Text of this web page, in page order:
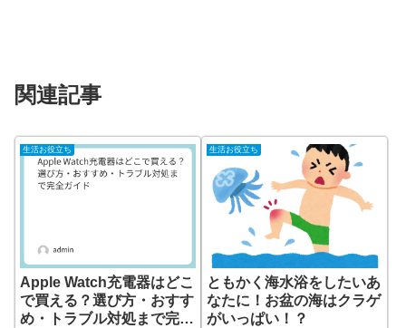
関連記事
生活お役立ち
Apple Watch充電器はどこ
で買える？選び方・おすす
め・トラブル対処まで完全
生活お役立ち
ともかく海水浴をしたいあ
なたに！お盆の海はクラゲ
がいっぱい！？